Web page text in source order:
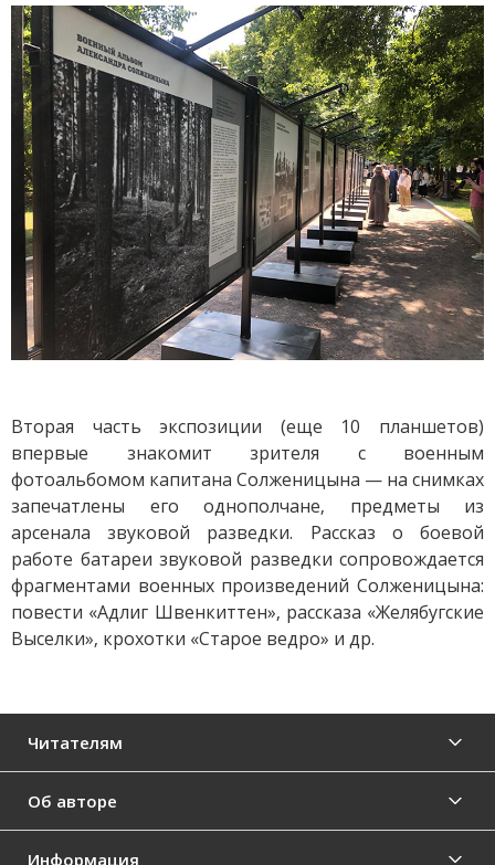
Вторая часть экспозиции (еще 10 планшетов)
впервые знакомит зрителя с военным
фотоальбомом капитана Солженицына — на снимках
запечатлены его однополчане, предметы из
арсенала звуковой разведки. Рассказ о боевой
работе батареи звуковой разведки сопровождается
фрагментами военных произведений Солженицына:
повести «Адлиг Швенкиттен», рассказа «Желябугские
Выселки», крохотки «Старое ведро» и др.
Читателям
Об авторе
Информация